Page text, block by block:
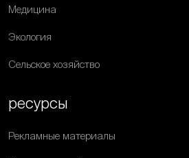
Медицина
Экология
Сельское хозяйство
ресурсы
Рекламные материалы